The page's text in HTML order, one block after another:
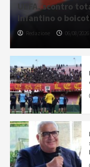
UEFA, scontro
Infantino o
Redazione 06/08/2026